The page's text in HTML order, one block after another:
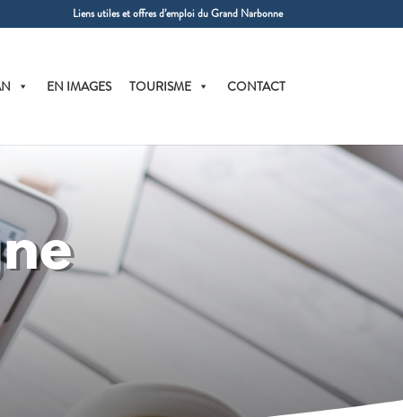
Liens utiles et offres d’emploi du Grand Narbonne
EN IMAGES TOURISME CONTACT